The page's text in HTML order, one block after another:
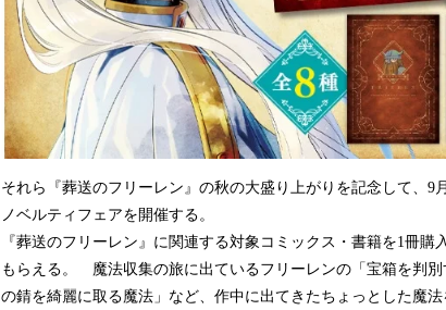
それら『葬送のフリーレン』の秋の大盛り上がりを記念して、9
ノベルティフェアを開催する。
『葬送のフリーレン』に関連する対象コミックス・書籍を1冊
もらえる。 魔法収集の旅に出ているフリーレンの「宝箱を判
の錆を綺麗に取る魔法」など、作中に出てきたちょっとした魔